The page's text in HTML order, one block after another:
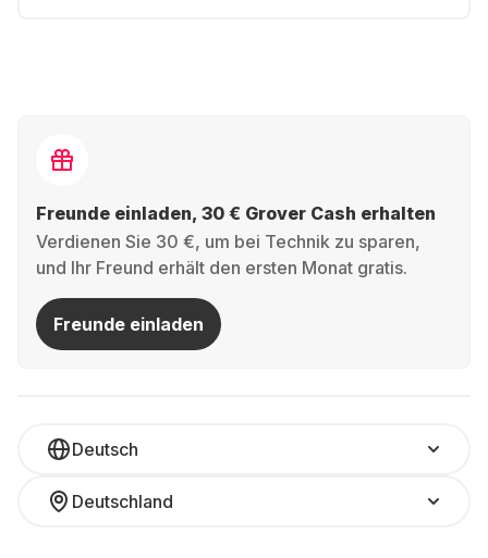
Freunde einladen, 30 € Grover Cash erhalten
Verdienen Sie 30 €, um bei Technik zu sparen,
und Ihr Freund erhält den ersten Monat gratis.
Freunde einladen
Deutsch
Deutschland